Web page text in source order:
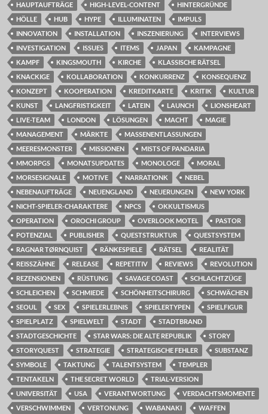
HAUPTAUFTRÄGE
HIGH-LEVEL-CONTENT
HINTERGRÜNDE
HÖLLE
HUB HYPE ILLUMINATEN
IMPULS
INNOVATION
INSTALLATION INSZENIERUNG
INTERVIEWS
INVESTIGATION
ISSUES ITEMS JAPAN
KAMPAGNE
KAMPF
KINGSMOUTH KIRCHE
KLASSISCHE RÄTSEL
KNACKIGE
KOLLABORATION KONKURRENZ
KONSEQUENZ
KONZEPT
KOOPERATION KREDITKARTE KRITIK
KULTUR
KUNST
LANGFRISTIGKEIT LATEIN LAUNCH
LIONSHEART
LIVE-TEAM
LONDON LÖSUNGEN MACHT
MAGIE
MANAGEMENT
MÄRKTE
MASSENENTLASSUNGEN
MEERESMONSTER
MISSIONEN
MISTS OF PANDARIA
MMORPGS
MONATSUPDATES MONOLOGE
MORAL
MORSESIGNALE
MOTIVE NARRATIONK
NEBEL
NEBENAUFTRÄGE
NEUENGLAND NEUERUNGEN
NEW YORK
NICHT-SPIELER-CHARAKTERE
NPCS
OKKULTISMUS
OPERATION
OROCHI GROUP OVERLOOK MOTEL
PASTOR
POTENZIAL
PUBLISHER QUESTSTRUKTUR
QUESTSYSTEM
RAGNAR TØRNQUIST
RÄNKESPIELE RÄTSEL
REALITÄT
REISSZÄHNE
RELEASE REPETITIV REVIEWS
REVOLUTION
REZENSIONEN
RÜSTUNG SAVAGE COAST
SCHLACHTZÜGE
SCHLEICHEN
SCHMIEDE SCHÖNHEITSCHIRURG
SCHWÄCHEN
SEOUL
SEX SPIELERLEBNIS SPIELERTYPEN
SPIELFIGUR
SPIELPLATZ
SPIELWELT STADT
STADTBRAND
STADTGESCHICHTE
STAR WARS: DIE ALTE REPUBLIK
STORY
STORYQUEST
STRATEGIE STRATEGISCHE FEHLER
SUBSTANZ
SYMBOLE
TAKTUNG TALENTSYSTEM
TEMPLER
TENTAKELN
THE SECRET WORLD
TRIAL-VERSION
UNIVERSITÄT
USA VERANTWORTUNG
VERDACHTSMOMENTE
VERSCHWIMMEN
VERTONUNG WABANAKI WAFFEN